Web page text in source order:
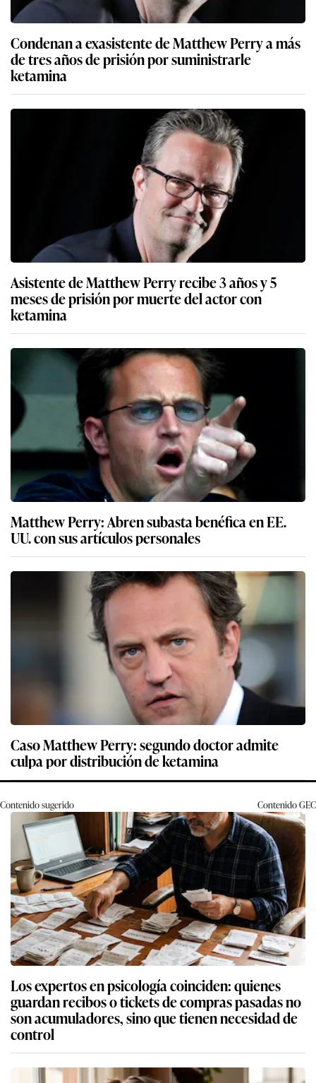
Condenan a exasistente de Matthew Perry a más
de tres años de prisión por suministrarle
ketamina
Asistente de Matthew Perry recibe 3 años y 5
meses de prisión por muerte del actor con
ketamina
Matthew Perry: Abren subasta benéfica en EE.
UU. con sus artículos personales
Caso Matthew Perry: segundo doctor admite
culpa por distribución de ketamina
Contenido sugerido ContenidoGEC
Los expertos en psicología coinciden: quienes
guardan recibos o tickets de compras pasadas no
son acumuladores, sino que tienen necesidad de
control